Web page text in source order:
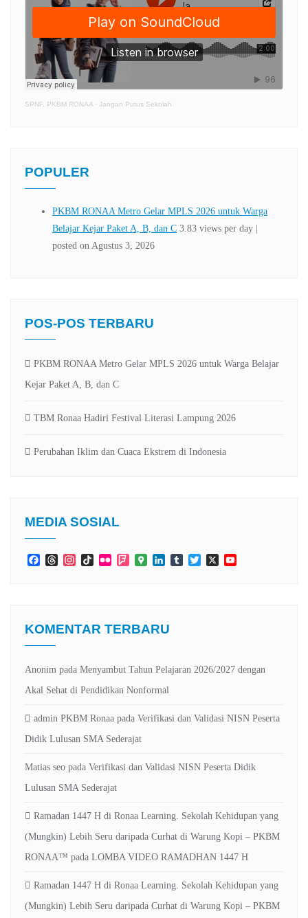
SPNF. PKBM RONAA · Jangan Putus Sekolah
POPULER
POS-POS TERBARU
PKBM RONAA Metro Gelar MPLS 2026 untuk Warga Belajar
Kejar Paket A, B, dan C
TBM Ronaa Hadiri Festival Literasi Lampung 2026
Perubahan Iklim dan Cuaca Ekstrem di Indonesia
MEDIA SOSIAL
FacebookThreadsInstagramTikTokFlickr Foursquare
GoogleLinkedInTumblrTwitter
X
KOMENTAR TERBARU
Anonim pada Menyambut Tahun Pelajaran 2026/2027 dengan
Akal Sehat di Pendidikan Nonformal
admin PKBM Ronaa pada Verifikasi dan Validasi NISN Peserta
Didik Lulusan SMA Sederajat
Matias seo pada Verifikasi dan Validasi NISN Peserta Didik
Lulusan SMA Sederajat
Ramadan 1447 H di Ronaa Learning. Sekolah Kehidupan yang
(Mungkin) Lebih Seru daripada Curhat di Warung Kopi – PKBM
RONAA™ pada LOMBA VIDEO RAMADHAN 1447 H
Ramadan 1447 H di Ronaa Learning. Sekolah Kehidupan yang
(Mungkin) Lebih Seru daripada Curhat di Warung Kopi – PKBM